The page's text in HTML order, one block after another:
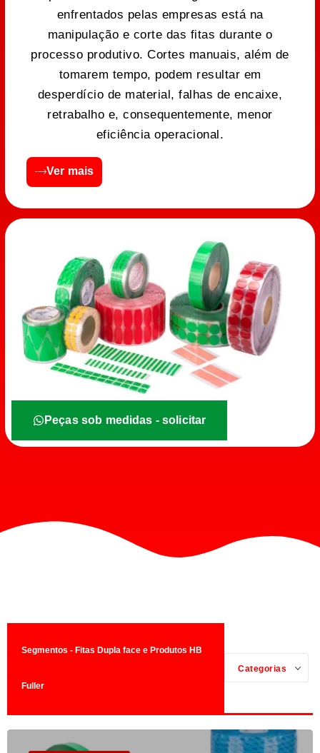
enfrentados pelas empresas está na
manipulação e corte das fitas durante o
processo produtivo. Cortes manuais, além de
tomarem tempo, podem resultar em
desperdício de material, falhas de encaixe,
retrabalho e, consequentemente, menor
eficiência operacional.
Ver mais
Peças sob medidas - solicitar
Segmentos - Fitas Dupla face e Produtos HB
Fuller
Categorias